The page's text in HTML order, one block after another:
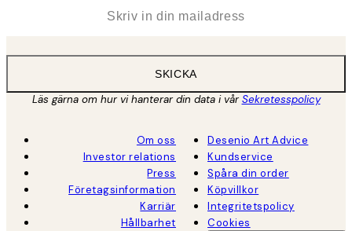
SKICKA
Läs gärna om hur vi hanterar din data i vårSekretesspolicy
Om oss
Investor relations
Press
Företagsinformation
Karriär
Hållbarhet
Desenio Art Advice
Kundservice
Spåra din order
Köpvillkor
Integritetspolicy
Cookies